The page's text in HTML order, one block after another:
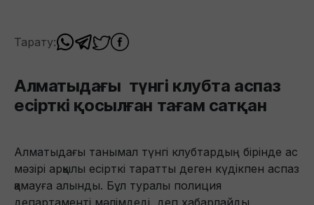
Тарату:
Алматыдағы түнгі клубта аспаз
есірткі қосылған тағам сатқан
Алматыдағы танымал түнгі клубтардың бірінде ас
мәзірі арқылы есірткі таратты деген күдікпен аспаз
қамауға алынды. Бұл туралы полиция